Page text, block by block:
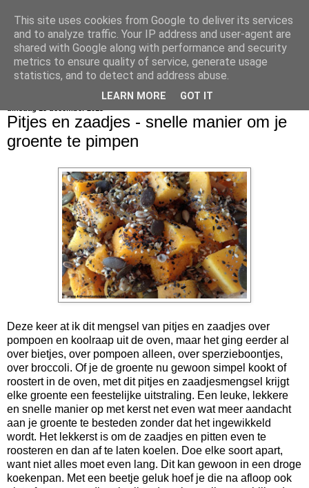
bijna net zo lekker als thuis
Pitjes en zaadjes - snelle manier om je
groente te pimpen
Deze keer at ik dit mengsel van pitjes en zaadjes over
pompoen en koolraap uit de oven, maar het ging eerder al
over bietjes, over pompoen alleen, over sperzieboontjes,
over broccoli. Of je de groente nu gewoon simpel kookt of
roostert in de oven, met dit pitjes en zaadjesmengsel krijgt
elke groente een feestelijke uitstraling. Een leuke, lekkere
en snelle manier op met kerst net even wat meer aandacht
aan je groente te besteden zonder dat het ingewikkeld
wordt. Het lekkerst is om de zaadjes en pitten even te
roosteren en dan af te laten koelen. Doe elke soort apart,
want niet alles moet even lang. Dit kan gewoon in een droge
koekenpan. Met een beetje geluk hoef je die na afloop ook
This site uses cookies from Google to deliver its services
and to analyze traffic. Your IP address and user-agent are
shared with Google along with performance and security
metrics to ensure quality of service, generate usage
statistics, and to detect and address abuse.
LEARN MORE GOT IT